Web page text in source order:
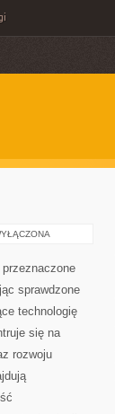
sprawdzone
technologię
się na
rozwoju